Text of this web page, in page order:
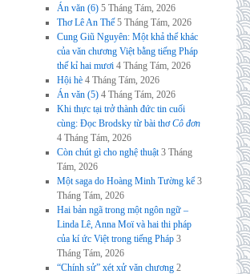
Án văn (6) 5 Tháng Tám, 2026
Thơ Lê An Thế 5 Tháng Tám, 2026
Cung Giũ Nguyên: Một khả thể khác
của văn chương Việt bằng tiếng Pháp
thế kỉ hai mươi 4 Tháng Tám, 2026
Hội hè 4 Tháng Tám, 2026
Án văn (5) 4 Tháng Tám, 2026
Khi thực tại trở thành đức tin cuối
cùng: Đọc Brodsky từ bài thơCô đơn
4 Tháng Tám, 2026
Còn chút gì cho nghệ thuật 3 Tháng
Tám, 2026
Một saga do Hoàng Minh Tường kể 3
Tháng Tám, 2026
Hai bản ngã trong một ngôn ngữ –
Linda Lê, Anna Moï và hai thi pháp
của kí ức Việt trong tiếng Pháp 3
Tháng Tám, 2026
“Chính sử” xét xử văn chương 2